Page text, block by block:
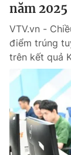
năm 2025
VTV.vn -
điểm trúng
trên kết quả